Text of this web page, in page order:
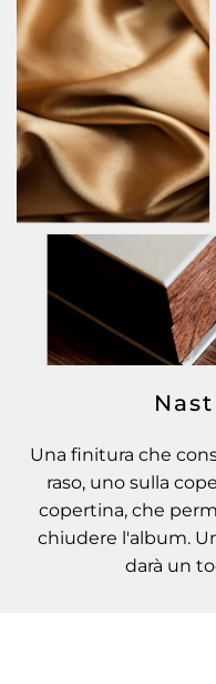
Una finitura che
raso, uno sulla
copertina, che
chiudere l'album.
darà un